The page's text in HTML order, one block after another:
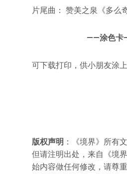
片尾曲： 赞美之泉《多么
——涂色
可下载打印，供小朋友涂
版权声明 ：《境界》所有
但请注明出处，来自《境
始内容做任何修改，请尊